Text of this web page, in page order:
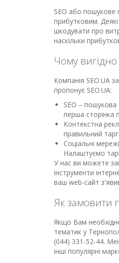
SEO або пошукове
прибутковим.
шкодувати про
наскільки
Чому
Компанія SEO.UA
пропонує SEO.UA:
SEO – пошукова
перша сторінка
Контекстна
правильний
Соціальні
Налаштуємо
У нас ви можете
інструменти
ваш web-сайт
Як замовити
Якщо Вам
тематик у
(044) 331-52-44.
інші популярні